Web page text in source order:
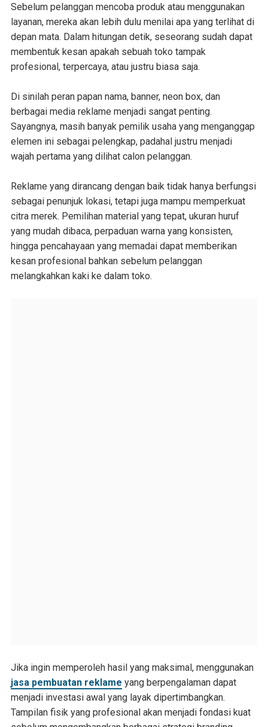
Sebelum pelanggan mencoba produk atau menggunakan
layanan, mereka akan lebih dulu menilai apa yang terlihat di
depan mata. Dalam hitungan detik, seseorang sudah dapat
membentuk kesan apakah sebuah toko tampak
profesional, terpercaya, atau justru biasa saja.
Di sinilah peran papan nama, banner, neon box, dan
berbagai media reklame menjadi sangat penting.
Sayangnya, masih banyak pemilik usaha yang menganggap
elemen ini sebagai pelengkap, padahal justru menjadi
wajah pertama yang dilihat calon pelanggan.
Reklame yang dirancang dengan baik tidak hanya berfungsi
sebagai penunjuk lokasi, tetapi juga mampu memperkuat
citra merek. Pemilihan material yang tepat, ukuran huruf
yang mudah dibaca, perpaduan warna yang konsisten,
hingga pencahayaan yang memadai dapat memberikan
kesan profesional bahkan sebelum pelanggan
melangkahkan kaki ke dalam toko.
Jika ingin memperoleh hasil yang maksimal, menggunakan
jasa pembuatan reklame yang berpengalaman dapat
menjadi investasi awal yang layak dipertimbangkan.
Tampilan fisik yang profesional akan menjadi fondasi kuat